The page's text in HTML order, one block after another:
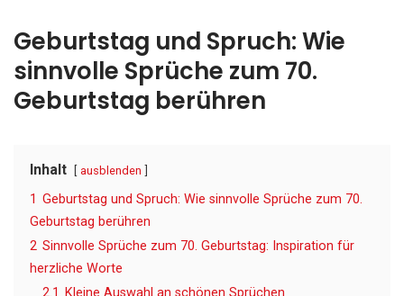
Geburtstag und Spruch: Wie
sinnvolle Sprüche zum 70.
Geburtstag berühren
Inhalt ausblenden
1 Geburtstag und Spruch: Wie sinnvolle Sprüche zum 70.
Geburtstag berühren
2 Sinnvolle Sprüche zum 70. Geburtstag: Inspiration für
herzliche Worte
2.1
Kleine Auswahl an schönen Sprüchen